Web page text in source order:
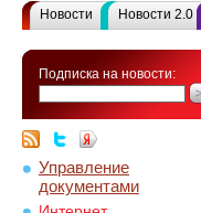
Новости Новости 2.0
Подписка на новости:
Управление
документами